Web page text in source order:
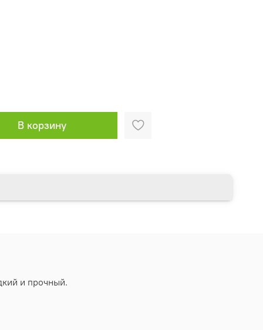
В корзину
и прочный.